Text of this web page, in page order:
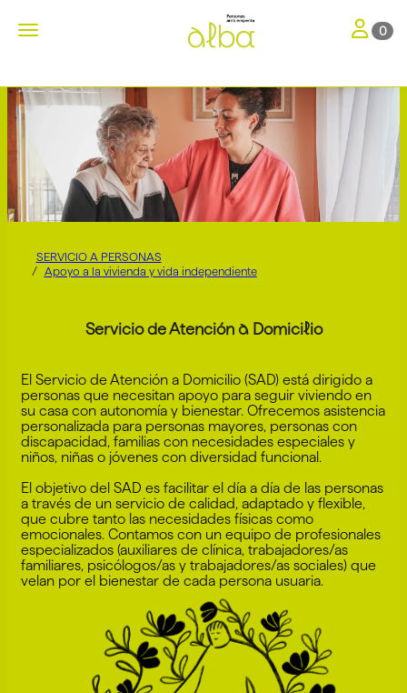
Toggle navigation Toggle
0
SERVICIO A PERSONAS
Apoyo a la vivienda y vida independiente
Servicio de Atención a Domicilio
El Servicio de Atención a Domicilio (SAD) está dirigido a
personas que necesitan apoyo para seguir viviendo en
su casa con autonomía y bienestar. Ofrecemos asistencia
personalizada para personas mayores, personas con
discapacidad, familias con necesidades especiales y
niños, niñas o jóvenes con diversidad funcional.
El objetivo del SAD es facilitar el día a día de las personas
a través de un servicio de calidad, adaptado y flexible,
que cubre tanto las necesidades físicas como
emocionales. Contamos con un equipo de profesionales
especializados (auxiliares de clínica, trabajadores/as
familiares, psicólogos/as y trabajadores/as sociales) que
velan por el bienestar de cada persona usuaria.